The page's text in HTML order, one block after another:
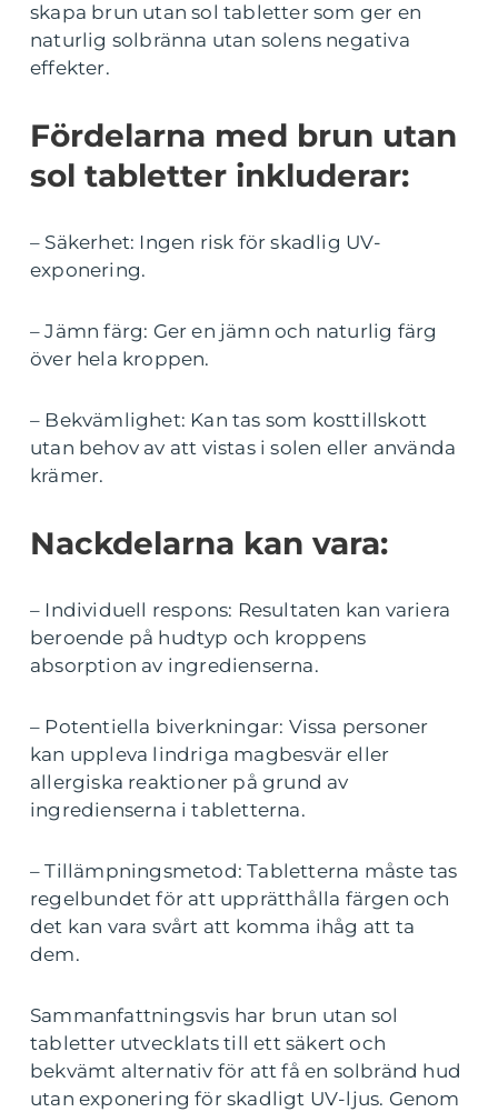
skapa brun utan sol tabletter som ger en
naturlig solbränna utan solens negativa
effekter.
Fördelarna med brun utan
sol tabletter inkluderar:
– Säkerhet: Ingen risk för skadlig UV-
exponering.
– Jämn färg: Ger en jämn och naturlig färg
över hela kroppen.
– Bekvämlighet: Kan tas som kosttillskott
utan behov av att vistas i solen eller använda
krämer.
Nackdelarna kan vara:
– Individuell respons: Resultaten kan variera
beroende på hudtyp och kroppens
absorption av ingredienserna.
– Potentiella biverkningar: Vissa personer
kan uppleva lindriga magbesvär eller
allergiska reaktioner på grund av
ingredienserna i tabletterna.
– Tillämpningsmetod: Tabletterna måste tas
regelbundet för att upprätthålla färgen och
det kan vara svårt att komma ihåg att ta
dem.
Sammanfattningsvis har brun utan sol
tabletter utvecklats till ett säkert och
bekvämt alternativ för att få en solbränd hud
utan exponering för skadligt UV-ljus. Genom